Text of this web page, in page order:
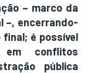
– marco da
–, encerrando-
é possível
conflitos
pública